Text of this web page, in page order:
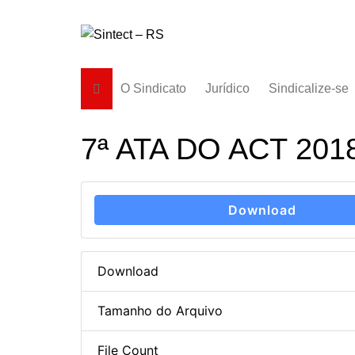
O Sindicato
História
Subsedes
Jurídico Sindicalize-se
7ª ATA DO ACT
Download
Download
Tamanho do Arquivo
File Count